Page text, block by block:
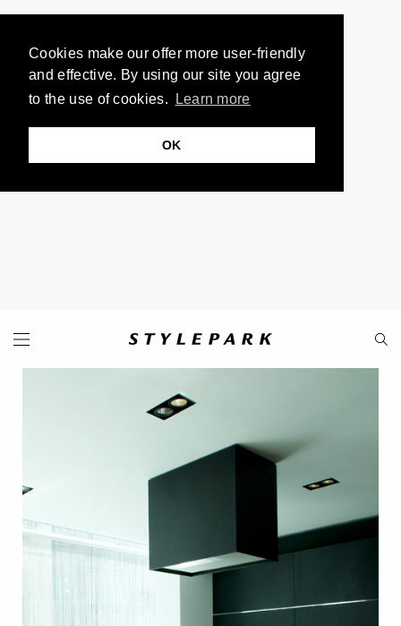
Cookies make our offer more user-friendly
and effective. By using our site you agree
to the use of cookies.
Learn more
OK